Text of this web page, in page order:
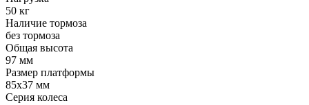
50 кг
Наличие тормоза
без тормоза
Общая высота
97 мм
Размер платформы
85x37 мм
Серия колеса